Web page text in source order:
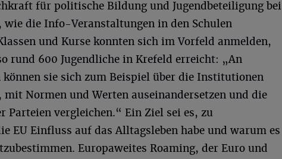
für politische Bildung und Jugendbeteiligung bei
die Info-Veranstaltungen in den Schulen
und Kurse konnten sich im Vorfeld anmelden,
rund 600 Jugendliche in Krefeld erreicht: „An
können sie sich zum Beispiel über die Institutionen
Normen und Werten auseinandersetzen und die
Parteien vergleichen.“ Ein Ziel sei es, zu
EU Einfluss auf das Alltagsleben habe und warum es
Europaweites Roaming, der Euro und